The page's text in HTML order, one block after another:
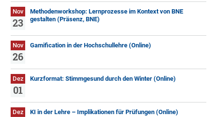
Nov
23
Methodenworkshop: Lernprozesse im Kontext von BNE
gestalten (Präsenz, BNE)
Nov
26
Gamification in der Hochschullehre (Online)
Dez
01
Kurzformat: Stimmgesund durch den Winter (Online)
Dez KI in der Lehre – Implikationen für Prüfungen (Online)